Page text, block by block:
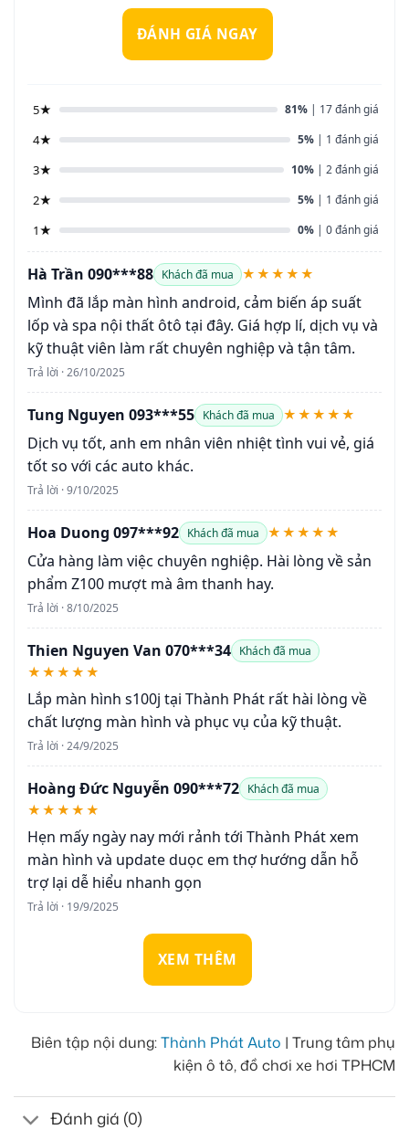
ĐÁNH GIÁ NGAY
5★ 81% | 17 đánh giá
4★ 5% | 1 đánh giá
3★ 10% | 2 đánh giá
2★ 5% | 1 đánh giá
1★ 0% | 0 đánh giá
Hà Trần 090***88 Khách đã mua ★★★★★
Mình đã lắp màn hình android, cảm biến áp suất
lốp và spa nội thất ôtô tại đây. Giá hợp lí, dịch vụ và
kỹ thuật viên làm rất chuyên nghiệp và tận tâm.
Trả lời · 26/10/2025
Tung Nguyen 093***55 Khách đã mua ★★★★★
Dịch vụ tốt, anh em nhân viên nhiệt tình vui vẻ, giá
tốt so với các auto khác.
Trả lời · 9/10/2025
Hoa Duong 097***92 Khách đã mua ★★★★★
Cửa hàng làm việc chuyên nghiệp. Hài lòng về sản
phẩm Z100 mượt mà âm thanh hay.
Trả lời · 8/10/2025
Thien Nguyen Van 070***34 Khách đã mua
★★★★★
Lắp màn hình s100j tại Thành Phát rất hài lòng về
chất lượng màn hình và phục vụ của kỹ thuật.
Trả lời · 24/9/2025
Hoàng Đức Nguyễn 090***72 Khách đã mua
★★★★★
Hẹn mấy ngày nay mới rảnh tới Thành Phát xem
màn hình và update duọc em thợ hướng dẫn hỗ
trợ lại dễ hiểu nhanh gọn
Trả lời · 19/9/2025
XEM THÊM
Biên tập nội dung:Thành Phát Auto | Trung tâm phụ
kiện ô tô, đồ chơi xe hơi TPHCM
Đánh giá (0)